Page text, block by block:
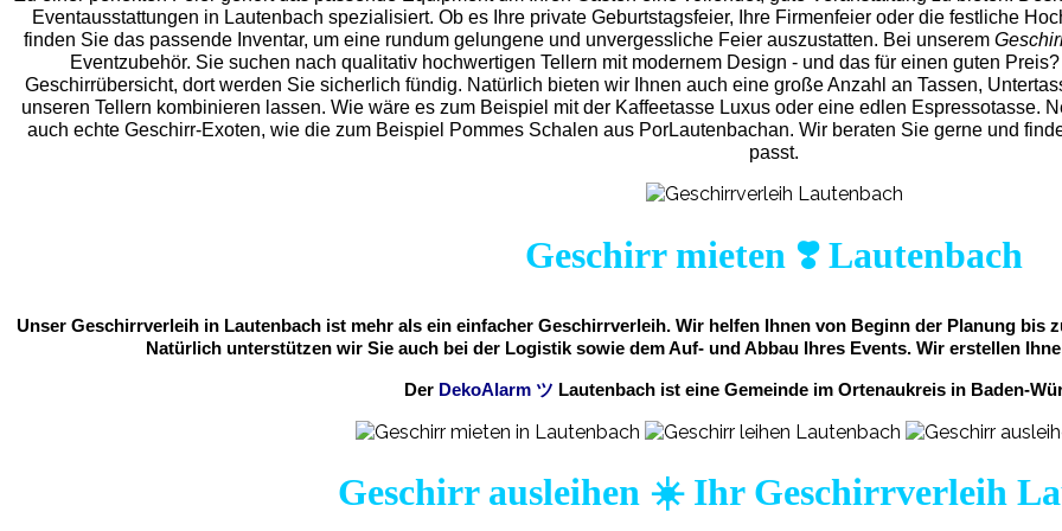
Eventausstattungen in Lautenbach spezialisiert. Ob es Ihre private Geburtstagsfeier, Ihre Firmenfeier oder die festliche
finden Sie das passende Inventar, um eine rundum gelungene und unvergess liche Feier auszustatten. Bei unserem
Eventzubehör. Sie suchen nach qualitativ hochwertigen Tellern mit modernem Design - und das für einen guten
Geschirrübersicht, dort werden Sie sicherlich fündig. Natürlich bieten wir Ihnen auch eine große Anzahl an Tassen,
unseren Tellern kombinieren lassen. Wie wäre es zum Beispiel mit der Kaffeetasse Luxus oder eine edlen Espressotasse.
auch echte Geschirr-Exoten, wie die zum Beispiel Pommes Schalen aus PorLautenbachan. Wir beraten Sie gerne und
passt.
Geschirr mieten ❣️ Lautenbach
Unser Geschirrverleih in Lautenbach ist mehr als ein einfacher Geschirrverleih. Wir helfen Ihnen von Beginn der Planung
Natürlich unterstützen wir Sie auch bei der Logistik sowie dem Auf- und Abbau Ihres Events. Wir erstellen
Der DekoAlarm ツ Lautenbach ist eine Gemeinde im Ortenaukreis in Baden-
Geschirr ausleihen ☀️ Ihr Geschirrverleih